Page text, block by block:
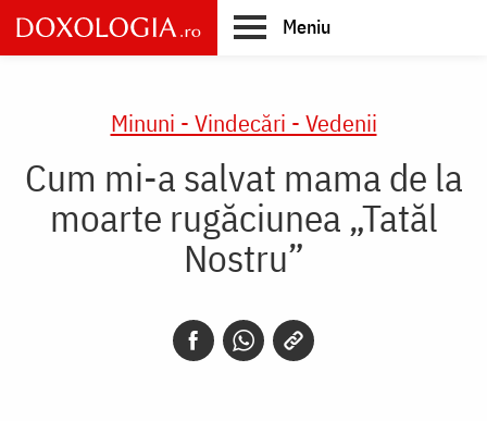
Skip
to
main
Meniu
Minuni - Vindecări - Vedenii
Cum mi-a salvat mama de la
moarte rugăciunea „Tatăl
Nostru”